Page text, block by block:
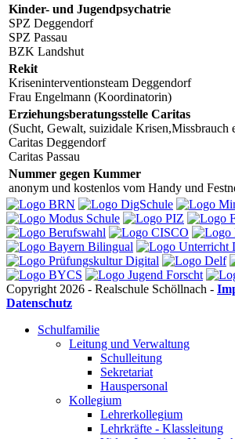
Kinder- und Jugendpsychatrie
SPZ Deggendorf
SPZ Passau
BZK Landshut
Rekit
Kriseninterventionsteam Deggendorf
Frau Engelmann (Koordinatorin)
Erziehungsberatungsstelle Caritas
(Sucht, Gewalt, suizidale Krisen,Missbrauch
Caritas Deggendorf
Caritas Passau
Nummer gegen Kummer
anonym und kostenlos vom Handy und
Copyright 2026 - Realschule Schöllnach -
Datenschutz
Schulfamilie
Leitung und Verwaltung
Schulleitung
Sekretariat
Hauspersonal
Kollegium
Lehrerkollegium
Lehrkräfte - Klassleitung